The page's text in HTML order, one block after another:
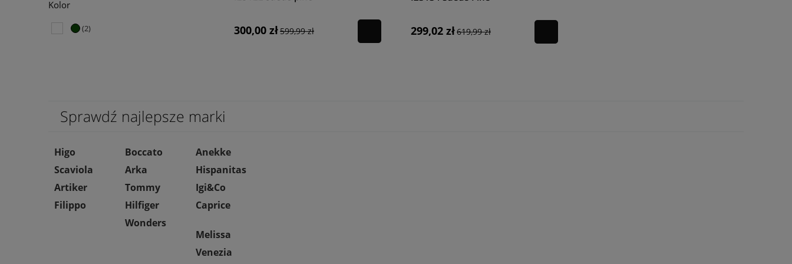
Kolor
(2) 300,00 zł599,99 zł 299,02 zł619,99 zł
Sprawdź najlepsze marki
Higo
Scaviola
Artiker
Filippo
Boccato
Arka
Tommy
Hilfiger
Wonders
Anekke
Hispanitas
Igi&Co
Caprice
Melissa
Venezia